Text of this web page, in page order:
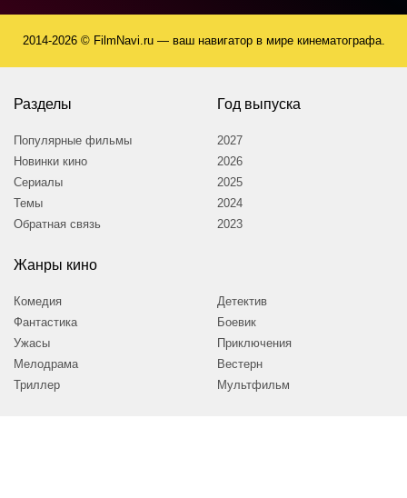
2014-2026 © FilmNavi.ru — ваш навигатор в мире кинематографа.
Разделы
Популярные фильмы
Новинки кино
Сериалы
Темы
Обратная связь
Год выпуска
2027
2026
2025
2024
2023
Жанры кино
Комедия
Фантастика
Ужасы
Мелодрама
Триллер
Детектив
Боевик
Приключения
Вестерн
Мультфильм